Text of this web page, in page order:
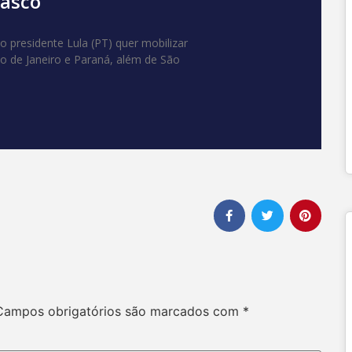
presidente Lula (PT) quer mobilizar
de Janeiro e Paraná, além de São
obrigatórios são marcados com *